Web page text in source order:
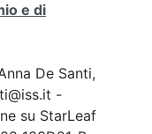
e di
De Santi,
-
su StarLeaf